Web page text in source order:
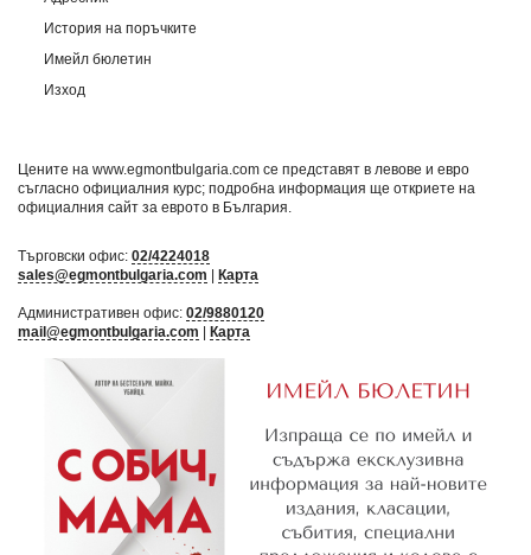
История на поръчките
Имейл бюлетин
Изход
Цените на www.egmontbulgaria.com се представят в левове и евро
съгласно официалния курс; подробна информация ще откриете на
официалния сайт за еврото в България
Търговски офис: 02/4224018
sales@egmontbulgaria.com | Карта
Административен офис: 02/9880120
mail@egmontbulgaria.com | Карта